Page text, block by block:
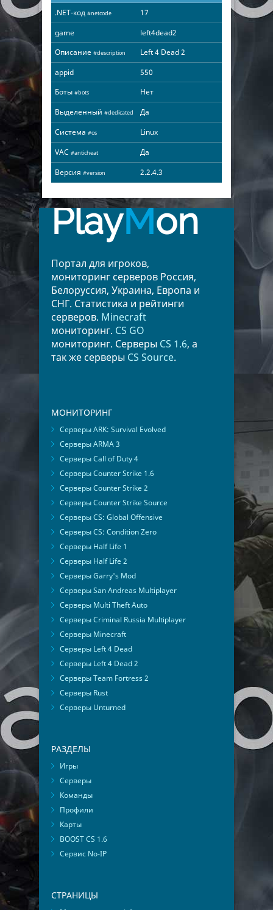
.NET-код #netcode
17
game
left4dead2
Описание #description
Left 4 Dead 2
appid
550
Боты #bots
Нет
Выделенный #dedicated
Да
Система #os
Linux
VAC #anticheat
Да
Версия #version 2.2.4.3
PlayMon
Портал для игроков,
мониторинг серверов Россия,
Белоруссия, Украина, Европа и
СНГ. Статистика и рейтинги
серверов. Minecraft
мониторинг. CS GO
мониторинг. Серверы CS 1.6, а
так же серверы CS Source.
МОНИТОРИНГ
Серверы ARK: Survival Evolved
Серверы ARMA 3
Серверы Call of Duty 4
Серверы Counter Strike 1.6
Серверы Counter Strike 2
Серверы Counter Strike Source
Серверы CS: Global Offensive
Серверы CS: Condition Zero
Серверы Half Life 1
Серверы Half Life 2
Серверы Garry's Mod
Серверы San Andreas Multiplayer
Серверы Multi Theft Auto
Серверы Criminal Russia Multiplayer
Серверы Minecraft
Серверы Left 4 Dead
Серверы Left 4 Dead 2
Серверы Team Fortress 2
Серверы Rust
Серверы Unturned
РАЗДЕЛЫ
Игры
Серверы
Команды
Профили
Карты
BOOST CS 1.6
Сервис No-IP
СТРАНИЦЫ